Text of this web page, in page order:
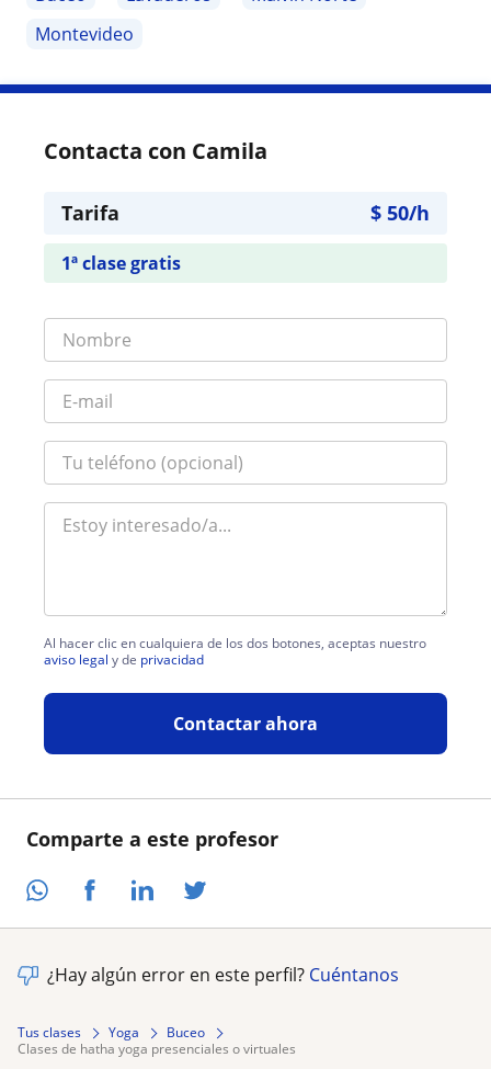
Comparte a este profesor
Montevideo
Contacta con Camila
Tarifa $ 50/h
1ª clase gratis
Al hacer clic en cualquiera de los dos botones, aceptas nuestro
aviso legal y de privacidad
Contactar ahora
¿Hay algún error en este perfil? Cuéntanos
Tus clases Yoga
Buceo
clases de hatha yoga presenciales o virtuales